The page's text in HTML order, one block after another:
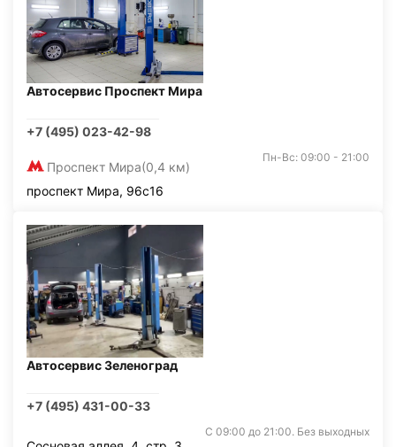
Автосервис Проспект Мира
+7 (495) 023-42-98
Проспект Мира(0,4 км)
Пн-Вс: 09:00 - 21:00
проспект Мира, 96с16
Автосервис Зеленоград
+7 (495) 431-00-33
С 09:00 до 21:00. Без выходных